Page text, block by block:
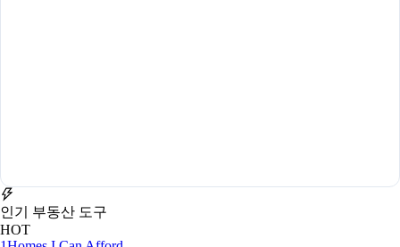
인기 부동산 도구
HOT